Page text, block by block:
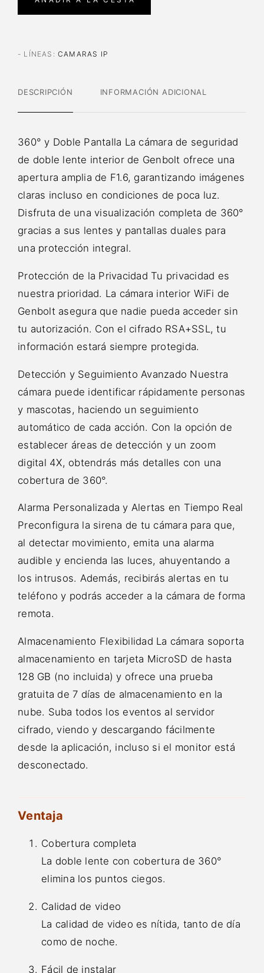
- LÍNEAS :CAMARAS IP
DESCRIPCIÓN INFORMACIÓN ADICIONAL
360° y Doble Pantalla La cámara de seguridad
de doble lente interior de Genbolt ofrece una
apertura amplia de F1.6, garantizando imágenes
claras incluso en condiciones de poca luz.
Disfruta de una visualización completa de 360°
gracias a sus lentes y pantallas duales para
una protección integral.
Protección de la Privacidad Tu privacidad es
nuestra prioridad. La cámara interior WiFi de
Genbolt asegura que nadie pueda acceder sin
tu autorización. Con el cifrado RSA+SSL, tu
información estará siempre protegida.
Detección y Seguimiento Avanzado Nuestra
cámara puede identificar rápidamente personas
y mascotas, haciendo un seguimiento
automático de cada acción. Con la opción de
establecer áreas de detección y un zoom
digital 4X, obtendrás más detalles con una
cobertura de 360°.
Alarma Personalizada y Alertas en Tiempo Real
Preconfigura la sirena de tu cámara para que,
al detectar movimiento, emita una alarma
audible y encienda las luces, ahuyentando a
los intrusos. Además, recibirás alertas en tu
teléfono y podrás acceder a la cámara de forma
remota.
Almacenamiento Flexibilidad La cámara soporta
almacenamiento en tarjeta MicroSD de hasta
128 GB (no incluida) y ofrece una prueba
gratuita de 7 días de almacenamiento en la
nube. Suba todos los eventos al servidor
cifrado, viendo y descargando fácilmente
desde la aplicación, incluso si el monitor está
desconectado.
Ventaja
Cobertura completa
La doble lente con cobertura de 360°
elimina los puntos ciegos.
Calidad de video
La calidad de video es nítida, tanto de día
como de noche.
Fácil de instalar